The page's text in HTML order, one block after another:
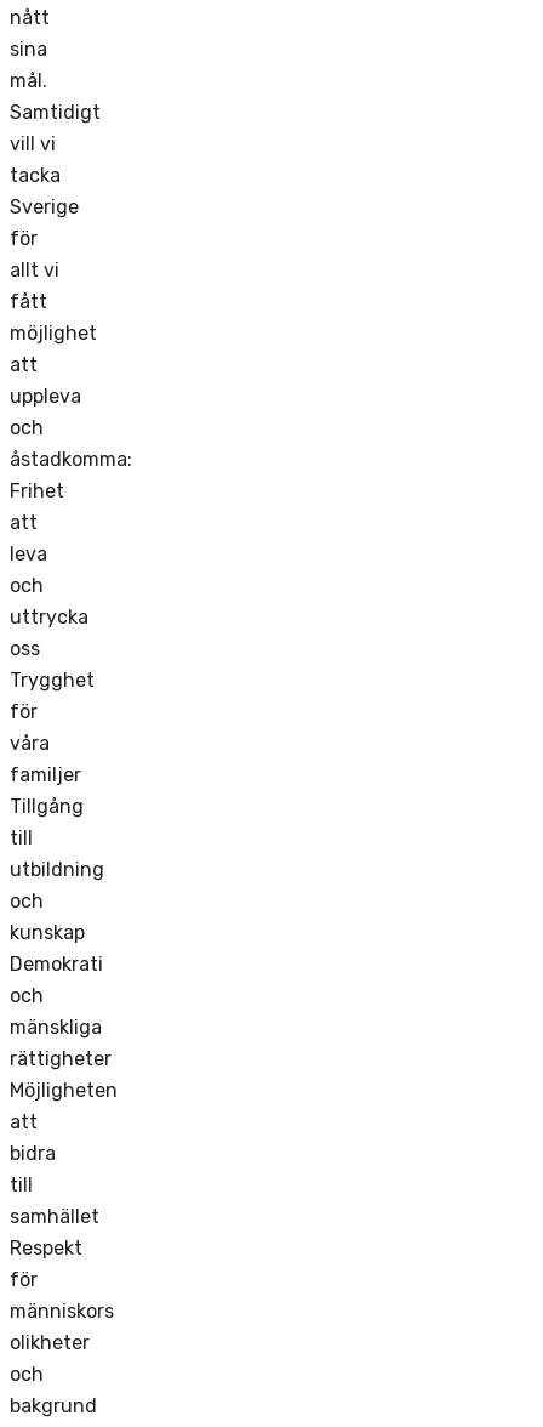
nått
sina
mål.
Samtidigt
vill vi
tacka
Sverige
för
allt vi
fått
möjlighet
att
uppleva
och
åstadkomma:
Frihet
att
leva
och
uttrycka
oss
Trygghet
för
våra
familjer
Tillgång
till
utbildning
och
kunskap
Demokrati
och
mänskliga
rättigheter
Möjligheten
att
bidra
till
samhället
Respekt
för
människors
olikheter
och
bakgrund